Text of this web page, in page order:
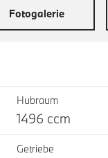
Fotogalerie
Hubraum
1496 ccm
Getriebe